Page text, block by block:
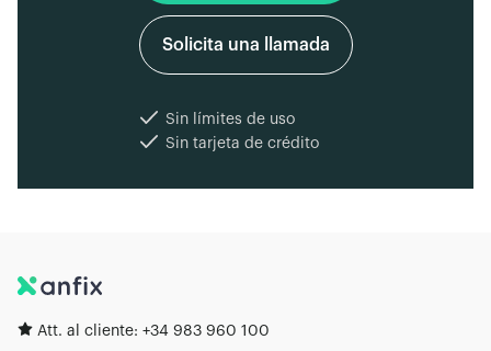
Solicita una llamada
Sin límites de uso
Sin tarjeta de crédito
Att. al cliente: +34 983 960 100